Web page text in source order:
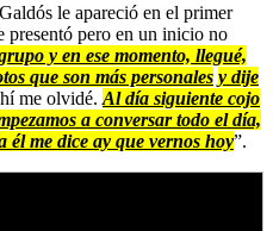
le apareció en el primer
presentó pero en un inicio no
y en ese momento, llegué,
que son más personales y dije
me olvidé. Al día siguiente cojo
a conversar todo el día,
él me dice ay que vernos hoy”.